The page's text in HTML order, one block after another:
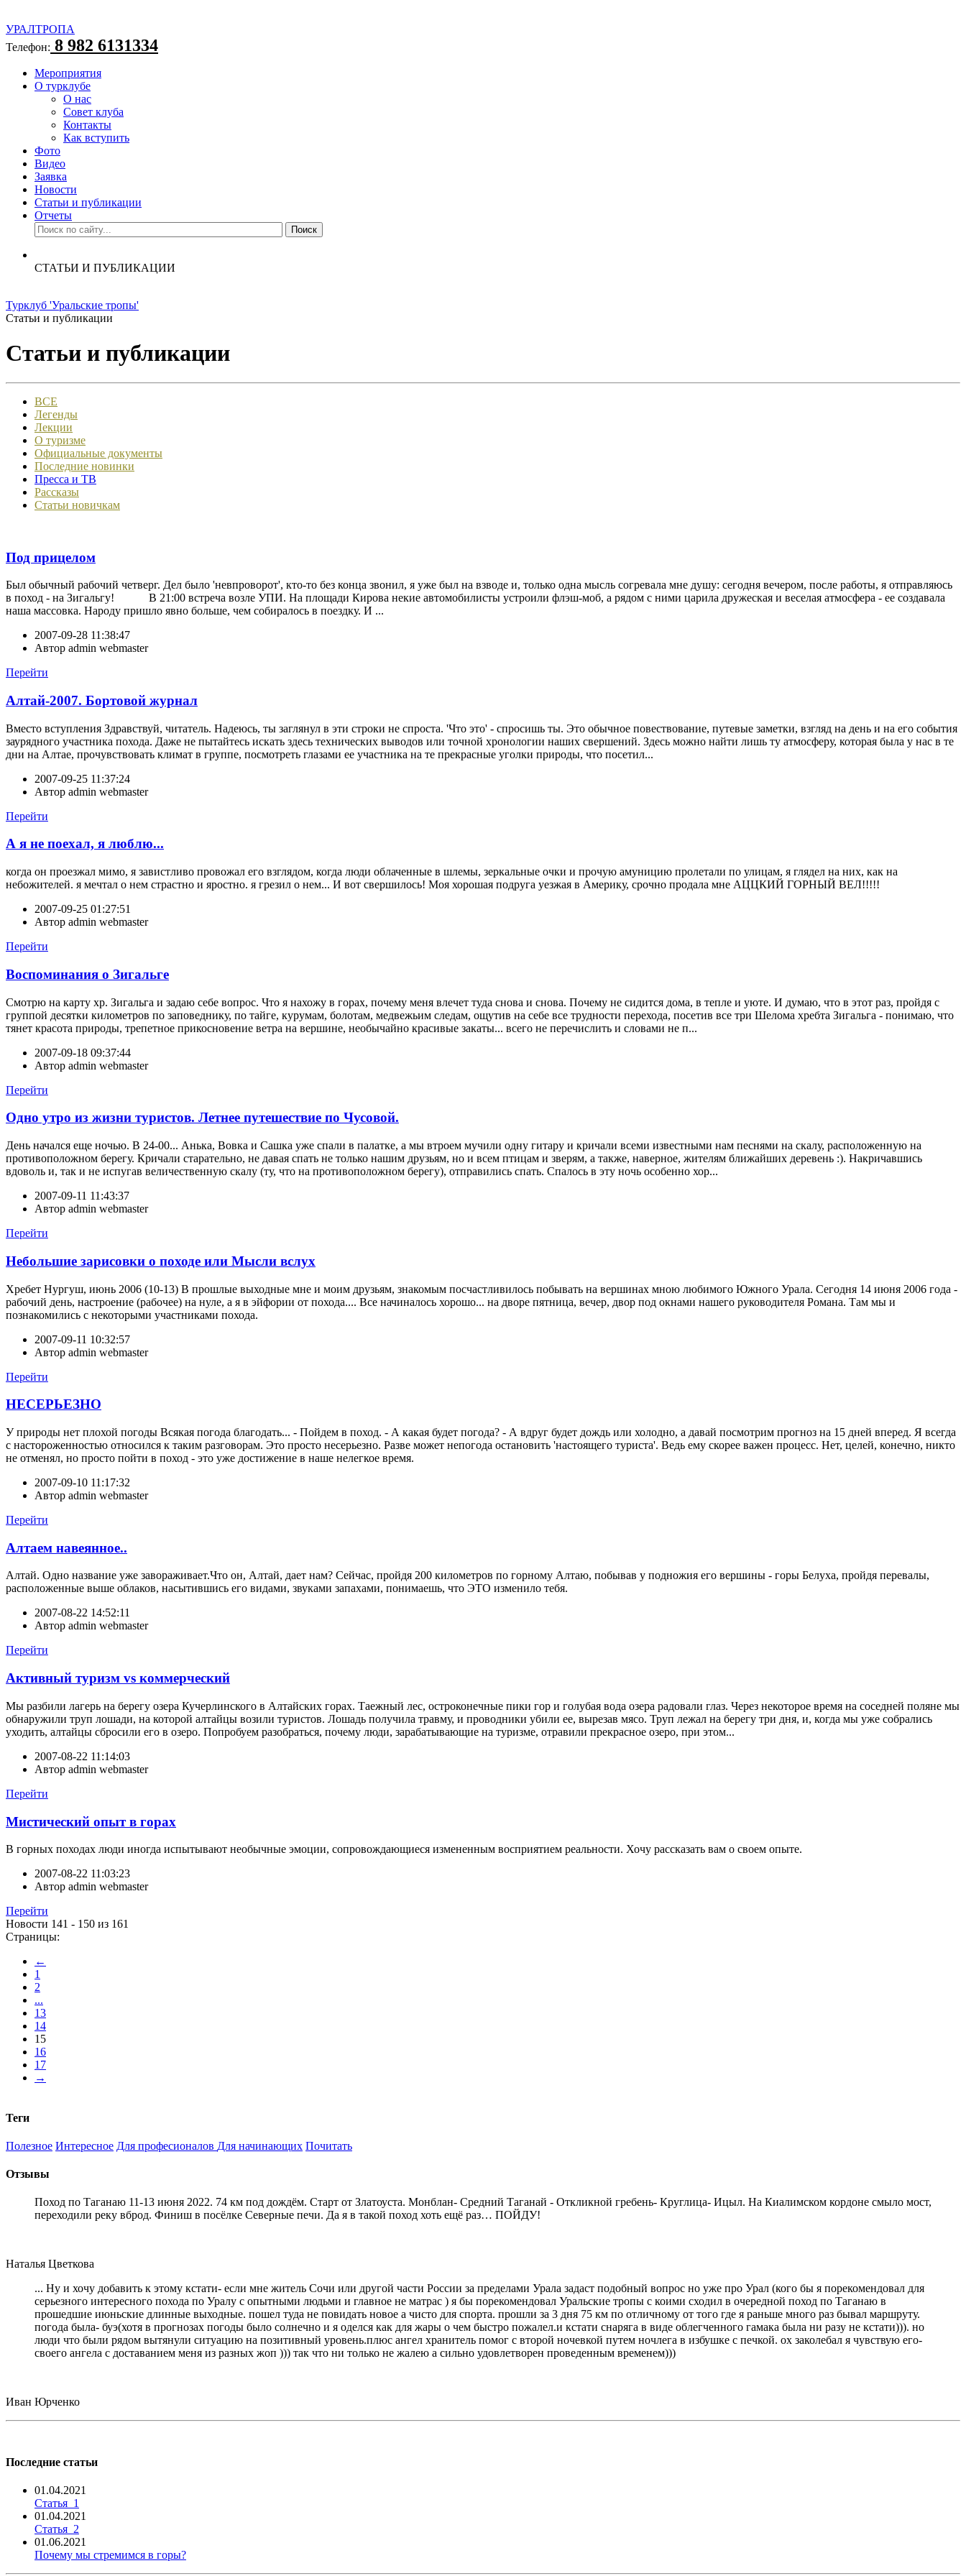
УРАЛТРОПА
Телефон: 8 982 6131334
Мероприятия
О турклубе
О нас
Совет клуба
Контакты
Как вступить
Фото
Видео
Заявка
Новости
Статьи и публикации
Отчеты
СТАТЬИ И ПУБЛИКАЦИИ
Турклуб 'Уральские тропы'
Статьи и публикации
Статьи и публикации
ВСЕ
Легенды
Лекции
О туризме
Официальные документы
Последние новинки
Пресса и ТВ
Рассказы
Статьи новичкам
Под прицелом
Был обычный рабочий четверг. Дел было 'невпроворот', кто-то без конца звонил, я уже был на взводе и, только одна мысль согревала мне душу: сегодня вечером, после работы, я отправляюсь
в поход - на Зигальгу! В 21:00 встреча возле УПИ. На площади Кирова некие автомобилисты устроили флэш-моб, а рядом с ними царила дружеская и веселая атмосфера - ее создавала
наша массовка. Народу пришло явно больше, чем собиралось в поездку. И ...
2007-09-28 11:38:47
Автор admin webmaster
Перейти
Алтай-2007. Бортовой журнал
Вместо вступления Здравствуй, читатель. Надеюсь, ты заглянул в эти строки не спроста. 'Что это' - спросишь ты. Это обычное повествование, путевые заметки, взгляд на день и на его события
заурядного участника похода. Даже не пытайтесь искать здесь технических выводов или точной хронологии наших свершений. Здесь можно найти лишь ту атмосферу, которая была у нас в те
дни на Алтае, прочувствовать климат в группе, посмотреть глазами ее участника на те прекрасные уголки природы, что посетил...
2007-09-25 11:37:24
Автор admin webmaster
Перейти
А я не поехал, я люблю...
когда он проезжал мимо, я завистливо провожал его взглядом, когда люди облаченные в шлемы, зеркальные очки и прочую амуницию пролетали по улицам, я глядел на них, как на
небожителей. я мечтал о нем страстно и яростно. я грезил о нем... И вот свершилось! Моя хорошая подруга уезжая в Америку, срочно продала мне АЦЦКИЙ ГОРНЫЙ ВЕЛ!!!!!
2007-09-25 01:27:51
Автор admin webmaster
Перейти
Воспоминания о Зигальге
Смотрю на карту хр. Зигальга и задаю себе вопрос. Что я нахожу в горах, почему меня влечет туда снова и снова. Почему не сидится дома, в тепле и уюте. И думаю, что в этот раз, пройдя с
группой десятки километров по заповеднику, по тайге, курумам, болотам, медвежьим следам, ощутив на себе все трудности перехода, посетив все три Шелома хребта Зигальга - понимаю, что
тянет красота природы, трепетное прикосновение ветра на вершине, необычайно красивые закаты... всего не перечислить и словами не п...
2007-09-18 09:37:44
Автор admin webmaster
Перейти
Одно утро из жизни туристов. Летнее путешествие по Чусовой.
День начался еще ночью. В 24-00... Анька, Вовка и Сашка уже спали в палатке, а мы втроем мучили одну гитару и кричали всеми известными нам песнями на скалу, расположенную на
противоположном берегу. Кричали старательно, не давая спать не только нашим друзьям, но и всем птицам и зверям, а также, наверное, жителям ближайших деревень :). Накричавшись
вдоволь и, так и не испугав величественную скалу (ту, что на противоположном берегу), отправились спать. Спалось в эту ночь особенно хор...
2007-09-11 11:43:37
Автор admin webmaster
Перейти
Небольшие зарисовки о походе или Мысли вслух
Хребет Нургуш, июнь 2006 (10-13) В прошлые выходные мне и моим друзьям, знакомым посчастливилось побывать на вершинах мною любимого Южного Урала. Сегодня 14 июня 2006 года -
рабочий день, настроение (рабочее) на нуле, а я в эйфории от похода.... Все начиналось хорошо... на дворе пятница, вечер, двор под окнами нашего руководителя Романа. Там мы и
познакомились с некоторыми участниками похода.
2007-09-11 10:32:57
Автор admin webmaster
Перейти
НЕСЕРЬЕЗНО
У природы нет плохой погоды Всякая погода благодать... - Пойдем в поход. - А какая будет погода? - А вдруг будет дождь или холодно, а давай посмотрим прогноз на 15 дней вперед. Я всегда
с настороженностью относился к таким разговорам. Это просто несерьезно. Разве может непогода остановить 'настоящего туриста'. Ведь ему скорее важен процесс. Нет, целей, конечно, никто
не отменял, но просто пойти в поход - это уже достижение в наше нелегкое время.
2007-09-10 11:17:32
Автор admin webmaster
Перейти
Алтаем навеянное..
Алтай. Одно название уже завораживает.Что он, Алтай, дает нам? Сейчас, пройдя 200 километров по горному Алтаю, побывав у подножия его вершины - горы Белуха, пройдя перевалы,
расположенные выше облаков, насытившись его видами, звуками запахами, понимаешь, что ЭТО изменило тебя.
2007-08-22 14:52:11
Автор admin webmaster
Перейти
Активный туризм vs коммерческий
Мы разбили лагерь на берегу озера Кучерлинского в Алтайских горах. Таежный лес, остроконечные пики гор и голубая вода озера радовали глаз. Через некоторое время на соседней поляне мы
обнаружили труп лошади, на которой алтайцы возили туристов. Лошадь получила травму, и проводники убили ее, вырезав мясо. Труп лежал на берегу три дня, и, когда мы уже собрались
уходить, алтайцы сбросили его в озеро. Попробуем разобраться, почему люди, зарабатывающие на туризме, отравили прекрасное озеро, при этом...
2007-08-22 11:14:03
Автор admin webmaster
Перейти
Мистический опыт в горах
В горных походах люди иногда испытывают необычные эмоции, сопровождающиеся измененным восприятием реальности. Хочу рассказать вам о своем опыте.
2007-08-22 11:03:23
Автор admin webmaster
Перейти
Новости 141 - 150 из 161
Страницы:
←
1
2
...
13
14
15
16
17
→
Теги
Полезное Интересное Для професионалов Для начинающих Почитать
Отзывы
Поход по Таганаю 11-13 июня 2022. 74 км под дождём. Старт от Златоуста. Монблан- Средний Таганай - Откликной гребень- Круглица- Ицыл. На Киалимском кордоне смыло мост,
переходили реку вброд. Финиш в посёлке Северные печи. Да я в такой поход хоть ещё раз… ПОЙДУ!
Наталья Цветкова
... Ну и хочу добавить к этому кстати- если мне житель Сочи или другой части России за пределами Урала задаст подобный вопрос но уже про Урал (кого бы я порекомендовал для
серьезного интересного похода по Уралу с опытными людьми и главное не матрас ) я бы порекомендовал Уральские тропы с коими сходил в очередной поход по Таганаю в
прошедшие июньские длинные выходные. пошел туда не повидать новое а чисто для спорта. прошли за 3 дня 75 км по отличному от того где я раньше много раз бывал маршруту.
погода была- буэ(хотя в прогнозах погоды было солнечно и я оделся как для жары о чем быстро пожалел.и кстати снаряга в виде облегченного гамака была ни разу не кстати))). но
люди что были рядом вытянули ситуацию на позитивный уровень.плюс ангел хранитель помог с второй ночевкой путем ночлега в избушке с печкой. ох заколебал я чувствую его-
своего ангела с доставанием меня из разных жоп ))) так что ни только не жалею а сильно удовлетворен проведенным временем)))
Иван Юрченко
Последние статьи
01.04.2021
Статья_1
01.04.2021
Статья_2
01.06.2021
Почему мы стремимся в горы?